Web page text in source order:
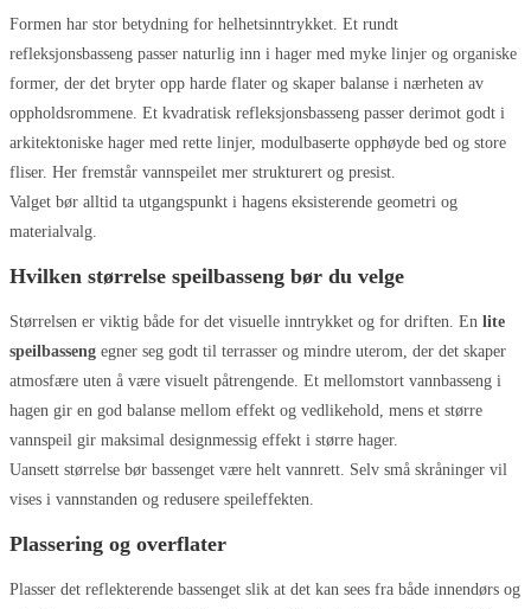
Formen har stor betydning for helhetsinntrykket. Et rundt
refleksjonsbasseng passer naturlig inn i hager med myke linjer og organiske
former, der det bryter opp harde flater og skaper balanse i nærheten av
oppholdsrommene. Et kvadratisk refleksjonsbasseng passer derimot godt i
arkitektoniske hager med rette linjer, modulbaserte opphøyde bed og store
fliser. Her fremstår vannspeilet mer strukturert og presist.
Valget bør alltid ta utgangspunkt i hagens eksisterende geometri og
materialvalg.
Hvilken størrelse speilbasseng bør du velge
Størrelsen er viktig både for det visuelle inntrykket og for driften. En lite
speilbasseng egner seg godt til terrasser og mindre uterom, der det skaper
atmosfære uten å være visuelt påtrengende. Et mellomstort vannbasseng i
hagen gir en god balanse mellom effekt og vedlikehold, mens et større
vannspeil gir maksimal designmessig effekt i større hager.
Uansett størrelse bør bassenget være helt vannrett. Selv små skråninger vil
vises i vannstanden og redusere speileffekten.
Plassering og overflater
Plasser det reflekterende bassenget slik at det kan sees fra både innendørs og